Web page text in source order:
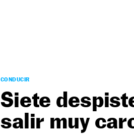
CONDUCIR
Siete
salir muy